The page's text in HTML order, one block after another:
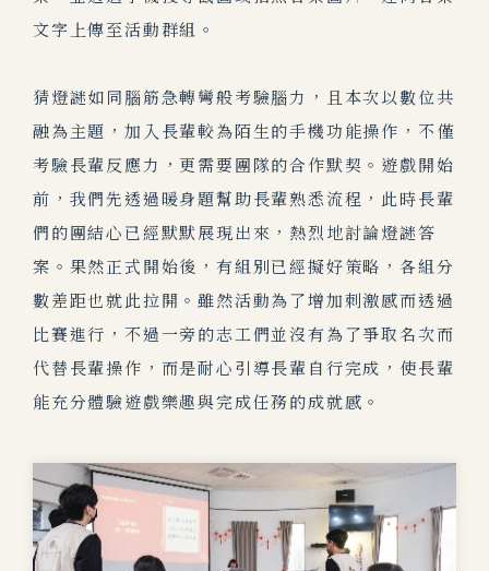
文字上傳至活動群組。
猜燈謎如同腦筋急轉彎般考驗腦力，且本次以數位共
融為主題，加入長輩較為陌生的手機功能操作，不僅
考驗長輩反應力，更需要團隊的合作默契。遊戲開始
前，我們先透過暖身題幫助長輩熟悉流程，此時長輩
們的團結心已經默默展現出來，熱烈地討論燈謎答
案。果然正式開始後，有組別已經擬好策略，各組分
數差距也就此拉開。雖然活動為了增加刺激感而透過
比賽進行，不過一旁的志工們並沒有為了爭取名次而
代替長輩操作，而是耐心引導長輩自行完成，使長輩
能充分體驗遊戲樂趣與完成任務的成就感。